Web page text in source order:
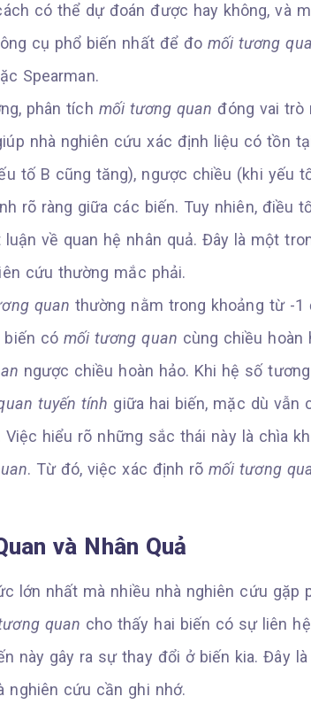
có thể dự đoán được hay không, và
cụ phổ biến nhất để đo mối tương
Spearman.
phân tích mối tương quan đóng vai trò
nhà nghiên cứu xác định liệu có tồn
tố B cũng tăng), ngược chiều (khi yếu
rõ ràng giữa các biến. Tuy nhiên, điều
luận về quan hệ nhân quả. Đây là một
cứu thường mắc phải.
quan thường nằm trong khoảng từ -1
biến có mối tương quan cùng chiều hoàn
ngược chiều hoàn hảo. Khi hệ số
tuyến tính giữa hai biến, mặc dù
Việc hiểu rõ những sắc thái này là chìa
. Từ đó, việc xác định rõmối tương
và Nhân Quả
lớn nhất mà nhiều nhà nghiên cứu gặp
quan cho thấy hai biến có sự liên
này gây ra sự thay đổi ở biến kia. Đây
nghiên cứu cần ghi nhớ.